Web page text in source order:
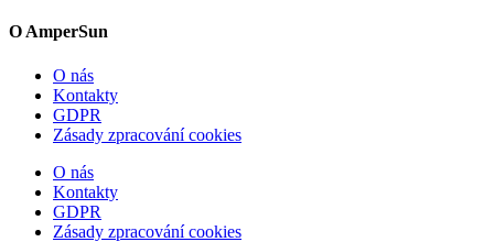
O AmperSun
O nás
Kontakty
GDPR
Zásady zpracování cookies
O nás
Kontakty
GDPR
Zásady zpracování cookies